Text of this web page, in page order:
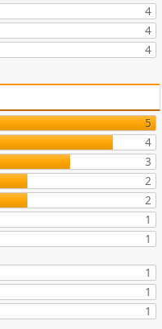
4
4
4
5
4
3
2
2
1
1
1
1
1